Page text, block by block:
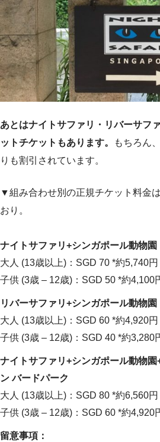
あとはナイトサファリ・リバーサフ
ットチケットもあります。
もちろん
りも割引されています。
▼組み合わせ別の正規チケット料金
おり。
ナイトサファリ+シンガポール動物園
大人 (13歳以上)：SGD 70 *約5,740円
子供 (3歳 – 12歳)：SGD 50 *約4,100
リバーサファリ+シンガポール動物園
大人 (13歳以上)：SGD 60 *約4,920円
子供 (3歳 – 12歳)：SGD 40 *約3,280
ナイトサファリ+シンガポール動物
ン バードパーク
大人 (13歳以上)：SGD 80 *約6,560円
子供 (3歳 – 12歳)：SGD 60 *約4,920
留意事項：